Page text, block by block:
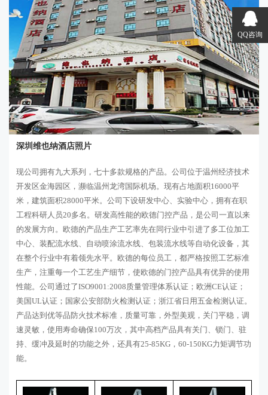
深圳维也纳酒店照片
现公司拥有九大系列，七十多款规格的产品。公司位于温州经济技术
开发区金海园区，濒临温州龙湾国际机场。现有占地面积16000平
米，建筑面积28000平米。公司下设研发中心、实验中心，拥有在职
工程科研人员20多名。研发高性能的欧德门控产品，是公司一直以来
的发展方向。欧德的产品生产工艺率先在同行业中引进了多工位加工
中心、装配流水线、自动喷涂流水线、包装流水线等自动化设备，其
在整个行业中有着领先水平。欧德的每位员工，都严格按照工艺标准
生产，注重每一个工艺生产细节，使欧德的门控产品具有优异的使用
性能。公司通过了ISO9001:2008质量管理体系认证；欧洲CE认证；
美国UL认证；国家公安部防火检测认证；浙江省日用五金检测认证。
产品达到优等品防火技术标准，质量可靠，外型美观，关门平稳，调
速灵敏，使用寿命确保100万次，其中高档产品具有关门、锁门、驻
持、缓冲及延时的功能之外，还具有25-85KG，60-150KG力矩调节功
能。
QQ咨询